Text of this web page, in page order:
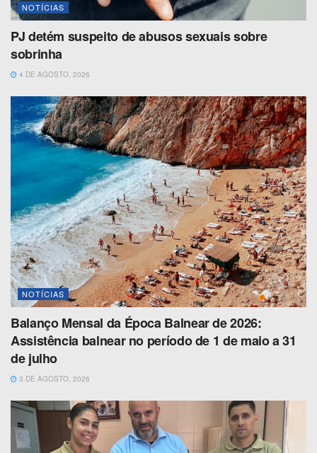
NOTÍCIAS
PJ detém suspeito de abusos sexuais sobre
sobrinha
4 DE AGOSTO, 2026
NOTÍCIAS
Balanço Mensal da Época Balnear de 2026:
Assistência balnear no período de 1 de maio a 31
de julho
3 DE AGOSTO, 2026